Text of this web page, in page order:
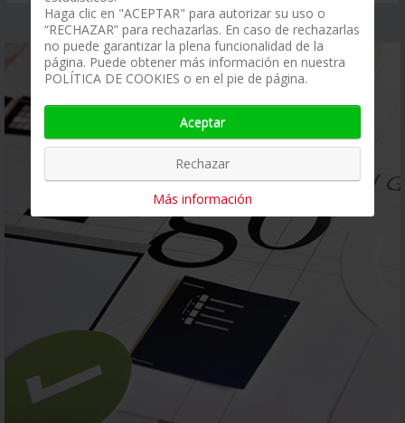
Haga clic en "ACEPTAR" para autorizar su uso o
“RECHAZAR” para rechazarlas. En caso de rechazarlas
no puede garantizar la plena funcionalidad de la
página. Puede obtener más información en nuestra
POLÍTICA DE COOKIES o en el pie de página.
Aceptar
Rechazar
Más información